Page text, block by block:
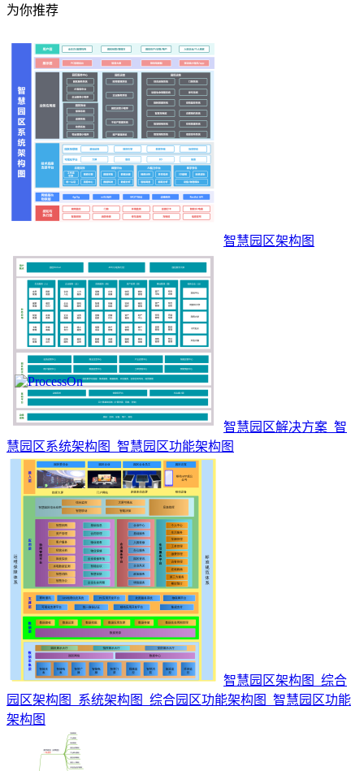
为你推荐
智慧园区架构图
智慧园区解决方案_智
慧园区系统架构图_智慧园区功能架构图
智慧园区架构图_综合
园区架构图_系统架构图_综合园区功能架构图_智慧园区功能
架构图